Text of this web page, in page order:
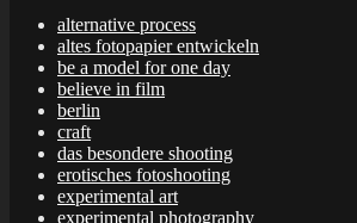
alternative process
altes fotopapier entwickeln
be a model for one day
believe in film
berlin
craft
das besondere shooting
erotisches fotoshooting
experimental art
experimental photography